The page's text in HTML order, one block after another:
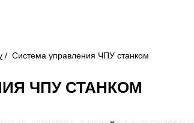
/ Система управления ЧПУ станком
ЧПУ СТАНКОМ